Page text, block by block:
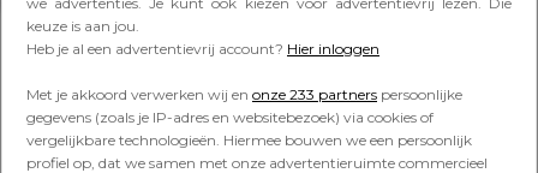
keuze is aan jou.
Heb je al een advertentievrij account? Hier inloggen
Met je akkoord verwerken wij en onze 233 partners persoonlijke
gegevens (zoals je IP-adres en websitebezoek) via cookies of
vergelijkbare technologieën. Hiermee bouwen we een persoonlijk
profiel op, dat we samen met onze advertentieruimte commercieel